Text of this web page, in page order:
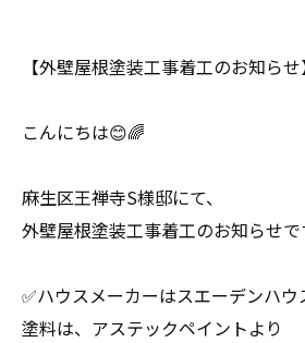
【外壁屋根塗装工事着工のお知らせ
こんにちは😊🌈
麻生区王禅寺S様邸にて、
外壁屋根塗装工事着工のお知らせ
✅ハウスメーカーはスエーデンハウ
塗料は、アステックペイントより